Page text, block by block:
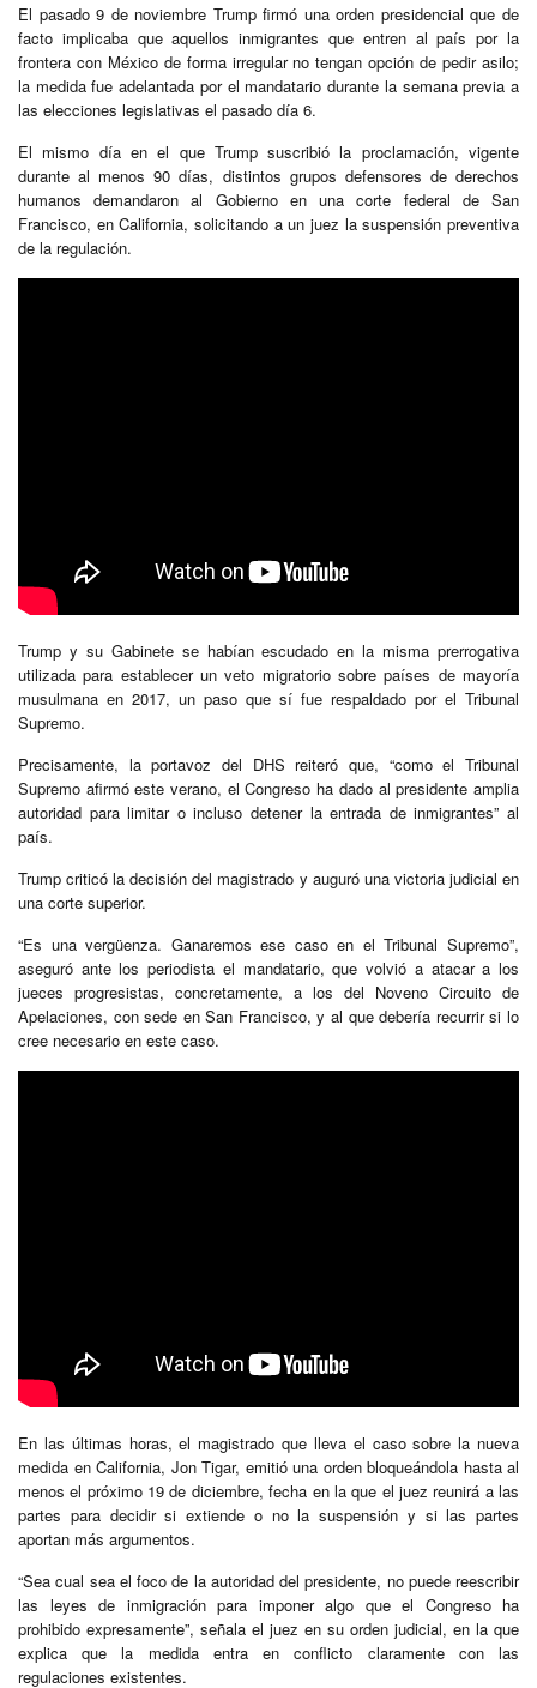
El pasado 9 de noviembre Trump firmó una orden presidencial que de
facto implicaba que aquellos inmigrantes que entren al país por la
frontera con México de forma irregular no tengan opción de pedir asilo;
la medida fue adelantada por el mandatario durante la semana previa a
las elecciones legislativas el pasado día 6.
El mismo día en el que Trump suscribió la proclamación, vigente
durante al menos 90 días, distintos grupos defensores de derechos
humanos demandaron al Gobierno en una corte federal de San
Francisco, en California, solicitando a un juez la suspensión preventiva
de la regulación.
Trump y su Gabinete se habían escudado en la misma prerrogativa
utilizada para establecer un veto migratorio sobre países de mayoría
musulmana en 2017, un paso que sí fue respaldado por el Tribunal
Supremo.
Precisamente, la portavoz del DHS reiteró que, “como el Tribunal
Supremo afirmó este verano, el Congreso ha dado al presidente amplia
autoridad para limitar o incluso detener la entrada de inmigrantes” al
país.
Trump criticó la decisión del magistrado y auguró una victoria judicial en
una corte superior.
“Es una vergüenza. Ganaremos ese caso en el Tribunal Supremo”,
aseguró ante los periodista el mandatario, que volvió a atacar a los
jueces progresistas, concretamente, a los del Noveno Circuito de
Apelaciones, con sede en San Francisco, y al que debería recurrir si lo
cree necesario en este caso.
En las últimas horas, el magistrado que lleva el caso sobre la nueva
medida en California, Jon Tigar, emitió una orden bloqueándola hasta al
menos el próximo 19 de diciembre, fecha en la que el juez reunirá a las
partes para decidir si extiende o no la suspensión y si las partes
aportan más argumentos.
“Sea cual sea el foco de la autoridad del presidente, no puede reescribir
las leyes de inmigración para imponer algo que el Congreso ha
prohibido expresamente”, señala el juez en su orden judicial, en la que
explica que la medida entra en conflicto claramente con las
regulaciones existentes.